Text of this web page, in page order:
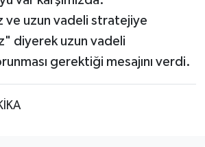
ve uzun vadeli stratejiye
diyerek uzun vadeli
gerektiği mesajını verdi.